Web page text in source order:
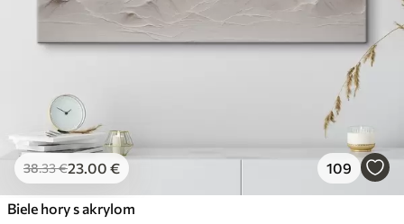
38.33€23.00 € 109
Biele hory s akrylom